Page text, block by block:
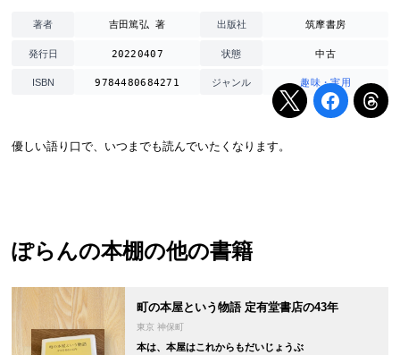
著者 吉田篤弘 著 出版社 筑摩書房
発行日 20220407 状態 中古
ISBN 9784480684271 ジャンル 趣味・実用
優しい語り口で、いつまでも読んでいたくなります。
ぽらんの本棚の他の書籍
町の本屋という物語 定有堂書店の43年
東京 神保町
本は、本屋はこれからもだいじょうぶ